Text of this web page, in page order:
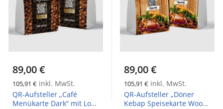
89,00 €
105,91 € inkl. MwSt.
QR-Aufsteller „Café
Menükarte Dark“ mit Logo
89,00 €
105,91 € inkl. MwSt.
QR-Aufsteller „Döner
Kebap Speisekarte Wood“